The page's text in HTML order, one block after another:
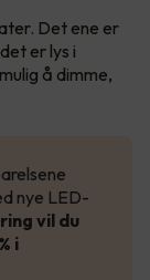
Det ene er
er lys i
å dimme,
nye LED-
vil du
i